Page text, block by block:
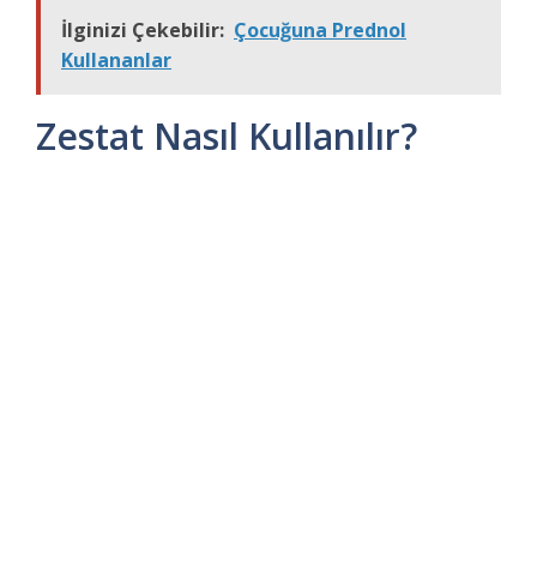
İlginizi Çekebilir: Çocuğuna Prednol
Kullananlar
Zestat Nasıl Kullanılır?